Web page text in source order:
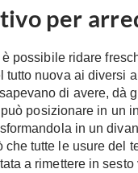
per
possibile ridare
tutto nuova ai diversi
di avere, dà
posizionare in un
in un
che tutte le usure del
a rimettere in